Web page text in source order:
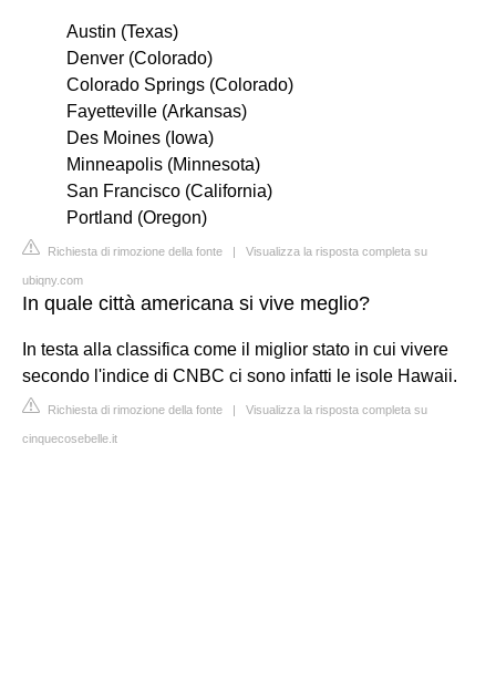
Austin (Texas)
Denver (Colorado)
Colorado Springs (Colorado)
Fayetteville (Arkansas)
Des Moines (Iowa)
Minneapolis (Minnesota)
San Francisco (California)
Portland (Oregon)
Richiesta di rimozione della fonte | Visualizza la risposta completa su
ubiqny.com
In quale città americana si vive meglio?
In testa alla classifica come il miglior stato in cui vivere
secondo l'indice di CNBC ci sono infatti le isole Hawaii.
Richiesta di rimozione della fonte | Visualizza la risposta completa su
cinquecosebelle.it